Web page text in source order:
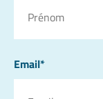
Email*